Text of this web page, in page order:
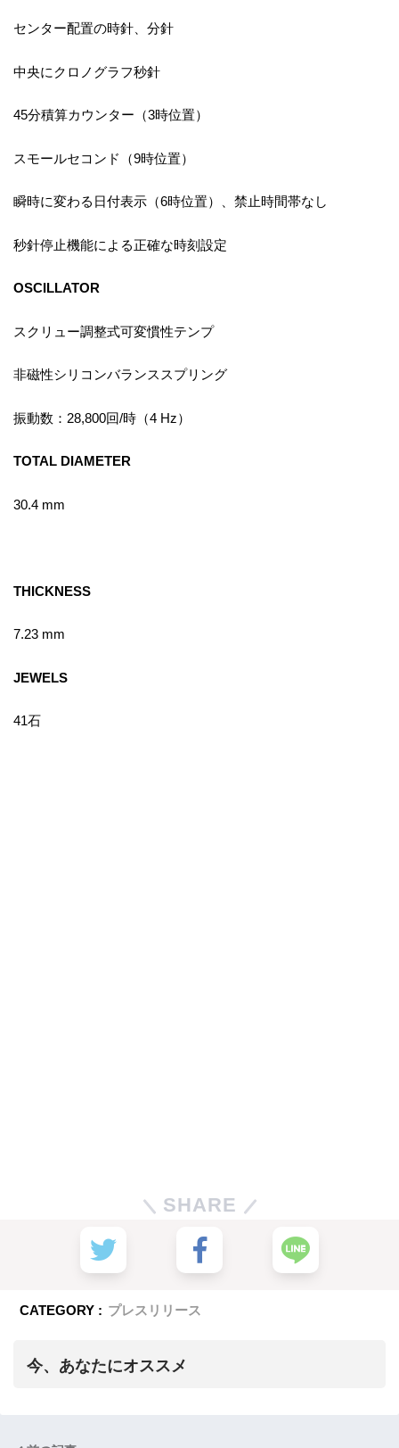
センター配置の時針、分針
中央にクロノグラフ秒針
45分積算カウンター（3時位置）
スモールセコンド（9時位置）
瞬時に変わる日付表示（6時位置）、禁止時間帯なし
秒針停止機能による正確な時刻設定
OSCILLATOR
スクリュー調整式可変慣性テンプ
非磁性シリコンバランススプリング
振動数：28,800回/時（4 Hz）
TOTAL DIAMETER
30.4 mm
THICKNESS
7.23 mm
JEWELS
41石
SHARE
CATEGORY : プレスリリース
今、あなたにオススメ